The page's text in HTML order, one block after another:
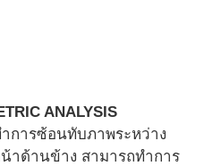
ANALYSIS
ำการซ้อนทับภาพระหว่าง
าด้านข้าง สามารถทำการ